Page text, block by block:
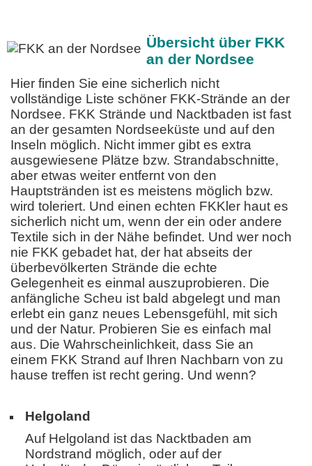
Übersicht über FKK
an der Nordsee
Hier finden Sie eine sicherlich nicht
vollständige Liste schöner FKK-Strände an der
Nordsee. FKK Strände und Nacktbaden ist fast
an der gesamten Nordseeküste und auf den
Inseln möglich. Nicht immer gibt es extra
ausgewiesene Plätze bzw. Strandabschnitte,
aber etwas weiter entfernt von den
Hauptstränden ist es meistens möglich bzw.
wird toleriert. Und einen echten FKKler haut es
sicherlich nicht um, wenn der ein oder andere
Textile sich in der Nähe befindet. Und wer noch
nie FKK gebadet hat, der hat abseits der
überbevölkerten Strände die echte
Gelegenheit es einmal auszuprobieren. Die
anfängliche Scheu ist bald abgelegt und man
erlebt ein ganz neues Lebensgefühl, mit sich
und der Natur. Probieren Sie es einfach mal
aus. Die Wahrscheinlichkeit, dass Sie an
einem FKK Strand auf Ihren Nachbarn von zu
hause treffen ist recht gering. Und wenn?
Helgoland
Auf Helgoland ist das Nacktbaden am
Nordstrand möglich, oder auf der